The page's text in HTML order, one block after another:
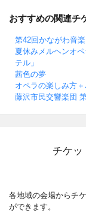
おすすめの関連チ
第42回かながわ音
夏休みメルヘンオ
テル」
茜色の夢
オペラの楽しみ方
藤沢市民交響楽団
チケッ
各地域の会場からチ
ができます。